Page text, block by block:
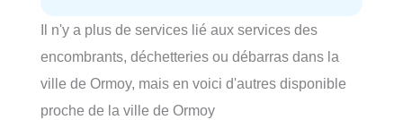
Il n'y a plus de services lié aux services des
encombrants, déchetteries ou débarras dans la
ville de Ormoy, mais en voici d'autres disponible
proche de la ville de Ormoy